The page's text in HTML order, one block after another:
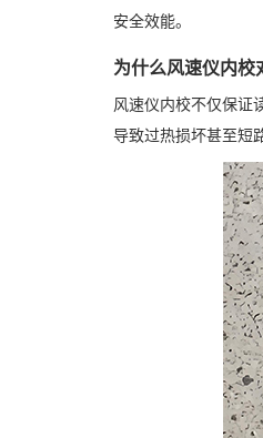
安全效能。
为什么风速仪内校
风速仪内校不仅保证
导致过热损坏甚至短